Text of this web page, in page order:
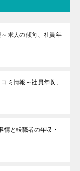
求人の傾向、社員年
ミ情報～社員年収、
情と転職者の年収・